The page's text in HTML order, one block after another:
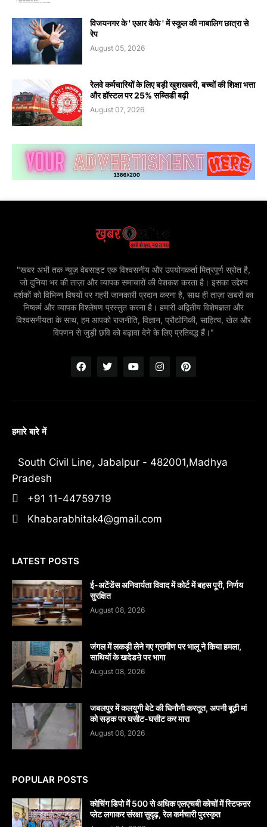
विजयनगर के ' एआर कैफे ' में स्कूल की नाबालिग छात्रा से
रेप
August 05, 2026
रेलवे कर्मचारियों के लिए बड़ी खुशखबरी, बच्चों की शिक्षा भत्ता
और हॉस्टल पर 25% सब्सिडी बढ़ी
August 07, 2026
"खबर अभी तक न्यूज़ वेबसाइट एक विश्वसनीय और उपयोगकर्ता मित्रपूर्ण स्रोत है,
जो दुनिया भर की ताज़ा और व्यापक समाचारों की पेशकश करता है। इसका उद्देश्य
दर्शकों को विभिन्न विषयों पर गहरी जानकारी प्रदान करना है, साथ ही ताज़ा खबरों का
निष्कर्ष और व्यापक विश्लेषण प्रस्तुत करना है। हमारी अद्वितीय विशेषज्ञता और
विश्वसनीयता के साथ, हम आपको राजनीति, विज्ञान, प्रौद्योगिकी, साहित्य, खेल और
विपणन से जुड़ी छवि को बढ़ावा देने के लिए प्रतिबद्ध हैं।"
हमारे बारे में
South Civil Line, Jabalpur - 482001,Madhya
Pradesh
+91 11-44759719
Khabarabhitak4@gmail.com
LATEST POSTS
​ई-अटेंडेंस अनिवार्यता विवाद में कोर्ट में बहस पूरी, निर्णय
सुरक्षित
August 08, 2026
जंगल में लकड़ी लेने गए ग्रामीण पर भालू ने किया हमला,
साथियों के खदेडऩे पर भागा
August 08, 2026
जबलपुर में कलयुगी बेटे की घिनौनी करतूत, अपनी बूढ़ी मां
को सड़क पर घसीट-घसीट कर मारा
August 08, 2026
POPULAR POSTS
कोचिंग डिपो में 500 से अधिक एलएचबी कोचों में स्टिफऩर
प्लेट लगाकर संरक्षा सुदृढ़, रेल कर्मचारी पुरस्कृत